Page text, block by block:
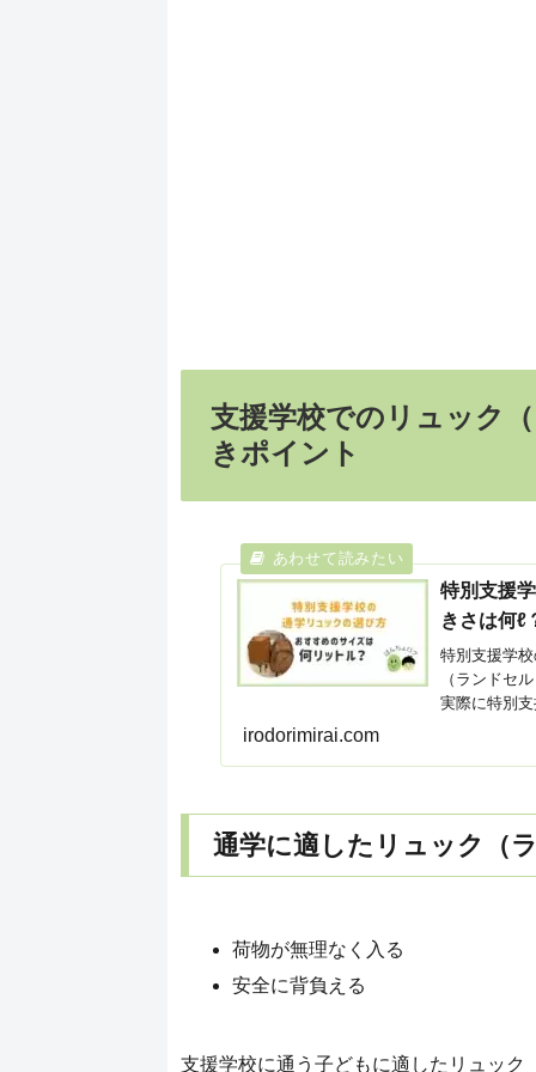
支援学校でのリュック
きポイント
特別支援
きさは何ℓ
特別支援学
（ランドセ
実際に特別
irodorimirai.com
通学に適したリュック（
荷物が無理なく入る
安全に背負える
支援学校に通う子どもに適したリュッ